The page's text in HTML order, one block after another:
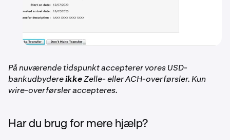
På nuværende tidspunkt accepterer vores USD-
bankudbydereikkeZelle- eller ACH-overførsler. Kun
wire-overførsler accepteres.
Har du brug for mere hjælp?